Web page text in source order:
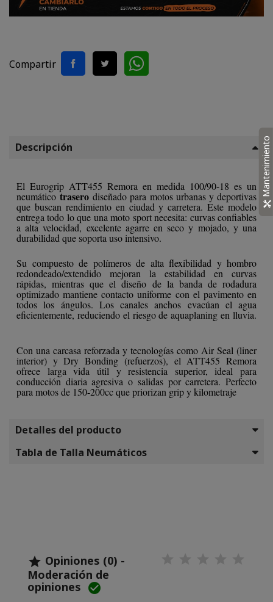
Compartir
Descripción
El Eurogrip ATT455 Remora en medida 100/90-18 es un
neumáticotrasero diseñado para motos urbanas y deportivas
que buscan rendimiento en ciudad y carretera. Este modelo
entrega todo lo que una moto sport necesita: curvas confiables
a alta velocidad, excelente agarre en seco y mojado, y una
durabilidad que soporta uso intensivo.
Su compuesto de polímeros de alta flexibilidad y hombro
redondeado/extendido mejoran la estabilidad en curvas
rápidas, mientras que el diseño de la banda de rodadura
optimizado mantiene contacto uniforme con el pavimento en
todos los ángulos. Los canales anchos evacúan el agua
eficientemente, reduciendo el riesgo de aquaplaning en lluvia.
Con una carcasa reforzada y tecnologías como Air Seal (liner
interior) y Dry Bonding (refuerzos), el ATT455 Remora
ofrece larga vida útil y resistencia superior, ideal para
conducción diaria agresiva o salidas por carretera. Perfecto
para motos de 150-200cc que priorizan grip y kilometraje
Detalles del producto
Tabla de Talla Neumáticos
 Opiniones (0) -
Moderación de
opiniones 
Mantenimiento